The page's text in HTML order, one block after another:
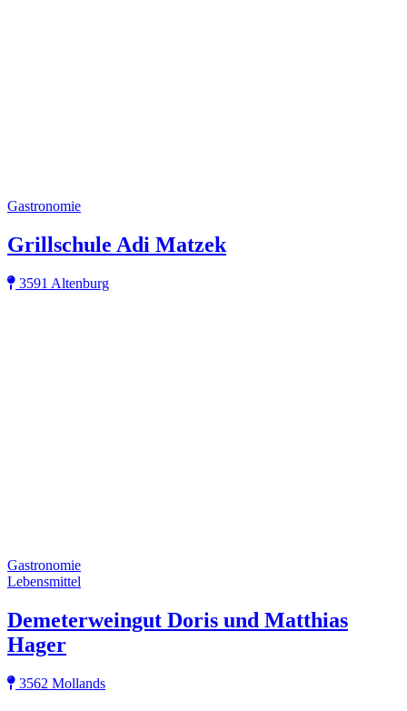
Gastronomie
Grillschule Adi Matzek
3591 Altenburg
Gastronomie
Lebensmittel
Demeterweingut Doris und Matthias
Hager
3562 Mollands